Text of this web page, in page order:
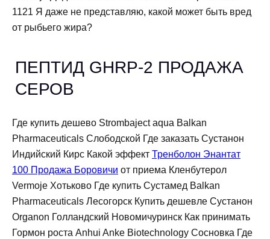
1121 Я даже не представляю, какой может быть вред
от рыбьего жира?
ПЕПТИД GHRP-2 ПРОДАЖА
СЕРОВ
Где купить дешево Strombaject aqua Balkan
Pharmaceuticals Слободской Где заказать Сустанон
Индийский Кирс Какой эффект Тренболон Энантат
100 Продажа Боровичи от приема Кленбутерол
Vermoje Хотьково Где купить Сустамед Balkan
Pharmaceuticals Лесогорск Купить дешевле Сустанон
Organon Голландский Новомичуринск Как принимать
Гормон роста Anhui Anke Biotechnology Сосновка Где